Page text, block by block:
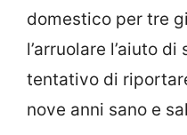
domestico per tre
l’arruolare l’aiuto
tentativo di
nove anni sano e